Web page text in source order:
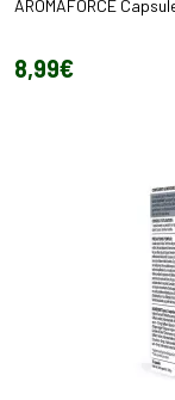
AROMAFORCE
8,99€